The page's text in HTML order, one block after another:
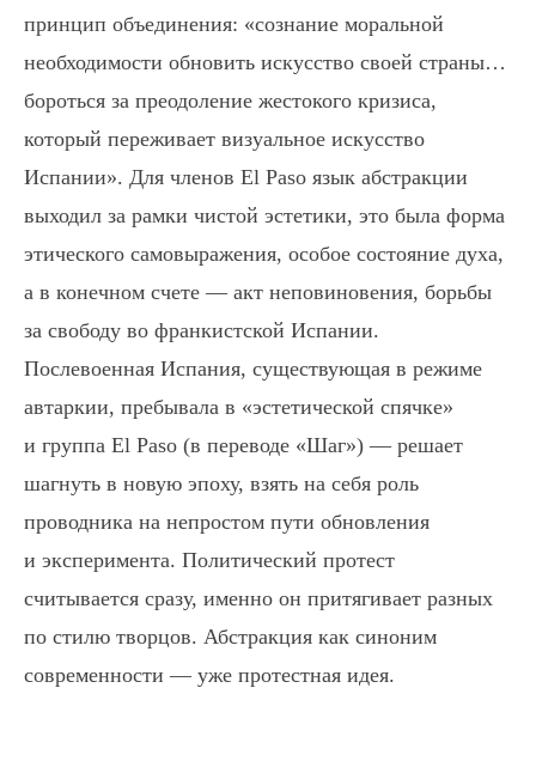
принцип объединения: «сознание моральной
необходимости обновить искусство своей страны…
бороться за преодоление жестокого кризиса,
который переживает визуальное искусство
Испании». Для членов El Paso язык абстракции
выходил за рамки чистой эстетики, это была форма
этического самовыражения, особое состояние духа,
а в конечном счете — акт неповиновения, борьбы
за свободу во франкистской Испании.
Послевоенная Испания, существующая в режиме
автаркии, пребывала в «эстетической спячке»
и группа El Paso (в переводе «Шаг») — решает
шагнуть в новую эпоху, взять на себя роль
проводника на непростом пути обновления
и эксперимента. Политический протест
считывается сразу, именно он притягивает разных
по стилю творцов. Абстракция как синоним
современности — уже протестная идея.